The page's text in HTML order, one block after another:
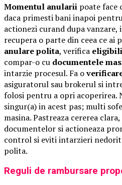
Momentul anularii poate face
daca primesti bani inapoi
actionezi curand dupa
recupera o parte din ceea ce
anulare polita, verifica
compar-o cu documentele
intarzie procesul. Fa o
asiguratorul sau brokerul si
folosi pentru a opri acoperirea.
singur(a) in acest pas; multi
masina. Pastreaza cererea
documentelor si actioneaza
control si eviti intarzieri
polita.
Reguli de rambursare